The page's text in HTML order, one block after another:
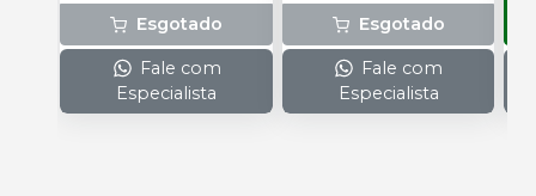
Esgotado
Fale com
Especialista
Esgotado
Fale com
Especialista